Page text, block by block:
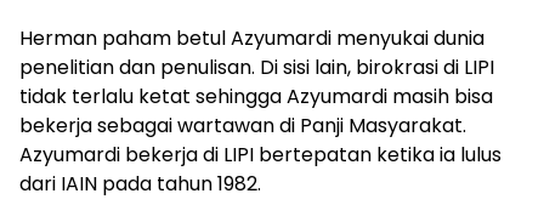
Herman paham betul Azyumardi menyukai dunia
penelitian dan penulisan. Di sisi lain, birokrasi di LIPI
tidak terlalu ketat sehingga Azyumardi masih bisa
bekerja sebagai wartawan di Panji Masyarakat.
Azyumardi bekerja di LIPI bertepatan ketika ia lulus
dari IAIN pada tahun 1982.